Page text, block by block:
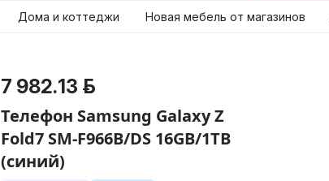
Дома и коттеджи Новая мебель от магазинов
7 982.13 р.
Телефон Samsung Galaxy Z
Fold7 SM-F966B/DS 16GB/1TB
(синий)